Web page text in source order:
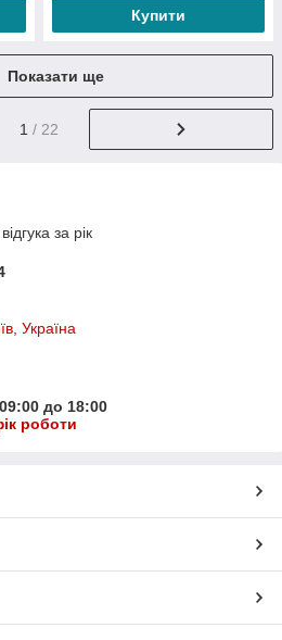
Купити
Показати ще
1 / 22
за рік
Україна
до 18:00
роботи